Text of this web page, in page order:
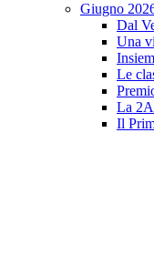
Giugno
Dal
Una
Le
La
Il